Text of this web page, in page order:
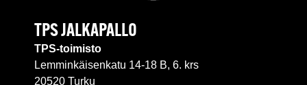
TPS JALKAPALLO
TPS-toimisto
Lemminkäisenkatu 14-18 B, 6. krs
20520 Turku